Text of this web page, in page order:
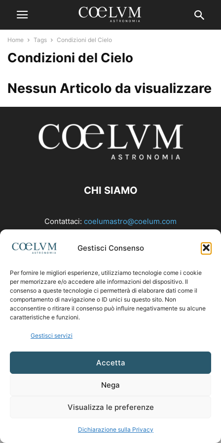
Gestisci Consenso
Per fornire le migliori esperienze, utilizziamo tecnologie come i cookie
per memorizzare e/o accedere alle informazioni del dispositivo. Il
consenso a queste tecnologie ci permetterà di elaborare dati come il
comportamento di navigazione o ID unici su questo sito. Non
acconsentire o ritirare il consenso può influire negativamente su alcune
caratteristiche e funzioni.
Gestisci servizi
Accetta
Nega
Visualizza le preferenze
Dichiarazione sulla Privacy
Home Tags Condizioni del Cielo
Condizioni del Cielo
Nessun Articolo da visualizzare
CHI SIAMO
Contattaci: coelumastro@coelum.com
SEGUICI